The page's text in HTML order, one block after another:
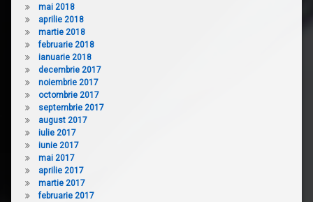
mai 2018
aprilie 2018
martie 2018
februarie 2018
ianuarie 2018
decembrie 2017
noiembrie 2017
octombrie 2017
septembrie 2017
august 2017
iulie 2017
iunie 2017
mai 2017
aprilie 2017
martie 2017
februarie 2017